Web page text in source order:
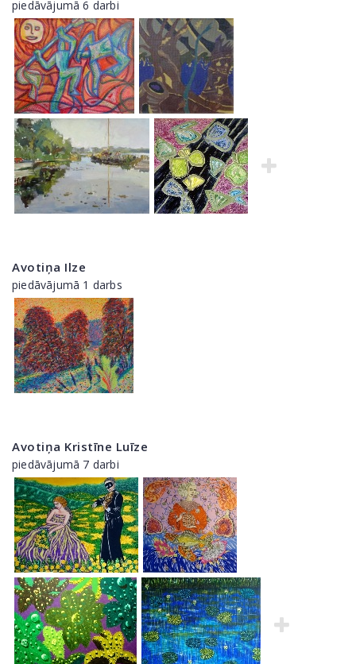
piedāvājumā 6 darbi
Avotiņa Ilze
piedāvājumā 1 darbs
Avotiņa Kristīne Luīze
piedāvājumā 7 darbi